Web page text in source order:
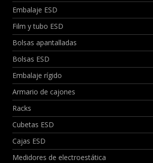
Embalaje ESD
Film y tubo ESD
Bolsas apantalladas
Bolsas ESD
Embalaje rígido
Armario de cajones
Racks
Cubetas ESD
Cajas ESD
Medidores de electroestática